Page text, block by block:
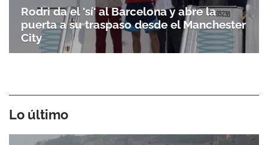
Rodri da el 'sí' al Barcelona y abre la
puerta a su traspaso desde el Manchester
City
Lo último